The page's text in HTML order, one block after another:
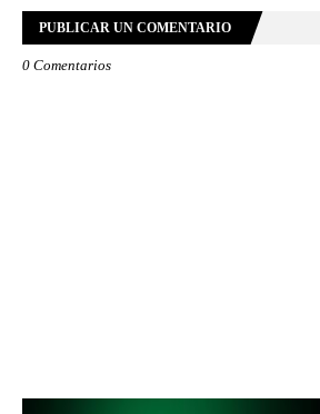
PUBLICAR UN COMENTARIO
0 Comentarios